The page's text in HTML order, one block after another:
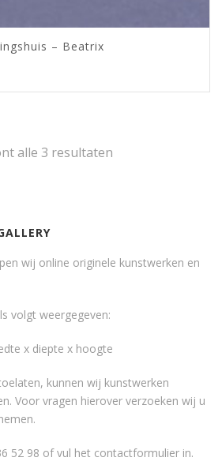
– Beatrix
alle 3 resultaten
wij online originele kunstwerken en
volgt weergegeven:
x diepte x hoogte
kunnen wij kunstwerken
Voor vragen hierover verzoeken wij u
52 98 of vul het contactformulier in.